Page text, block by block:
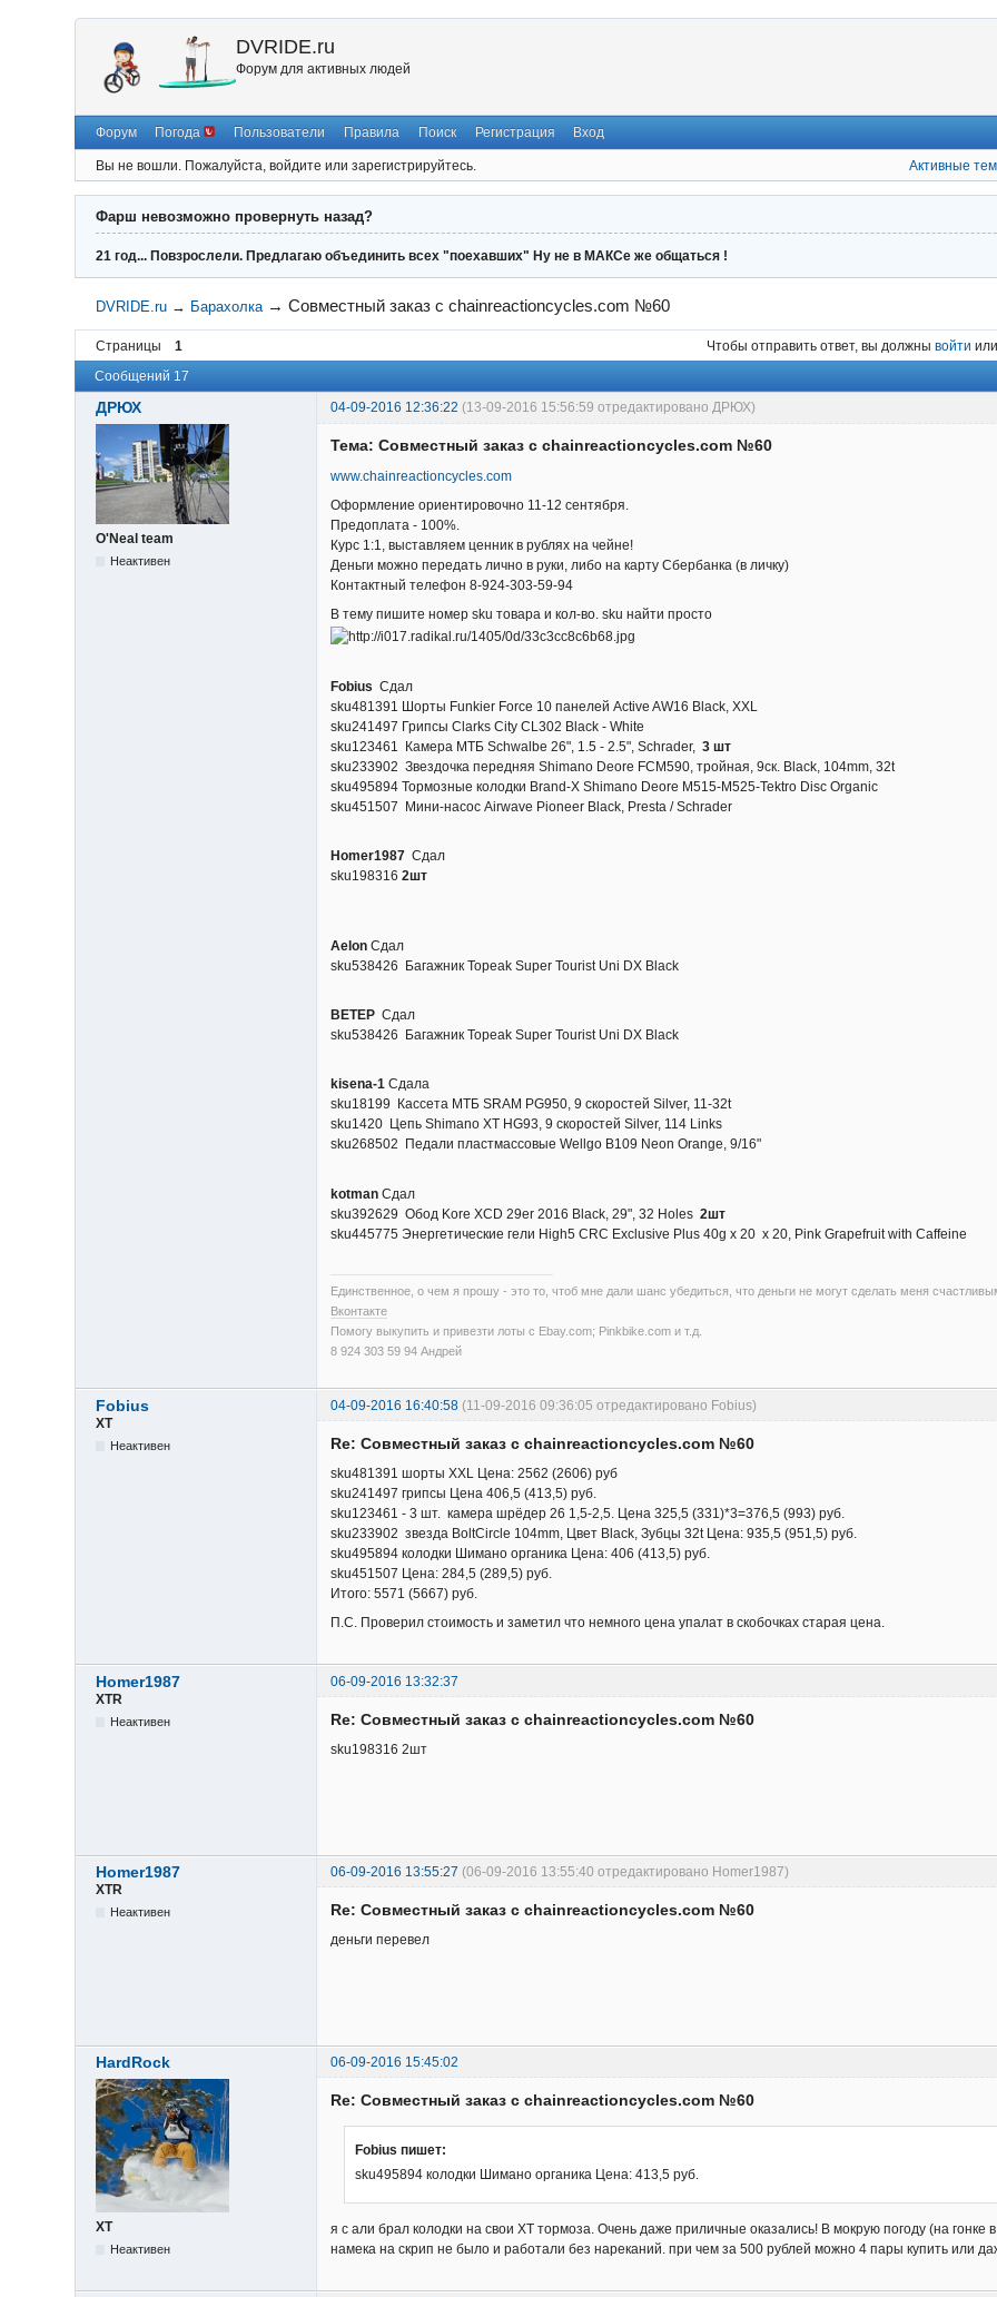
DVRIDE.ru
Форум для активных людей
Форум Погода Пользователи Правила Поиск Регистрация Вход
Вы не вошли. Пожалуйста, войдите или зарегистрируйтесь. Активные
Фарш невозможно провернуть назад?
21 год... Повзрослели. Предлагаю объединить всех "поехавших" Ну не в МАКСе же общаться !
DVRIDE.ru → Барахолка → Cовместный заказ с chainreactioncycles.com №60
Страницы 1 Чтобы отправить ответ, вы должны войти
Сообщений 17
ДРЮХ 04-09-2016 12:36:22 (13-09-2016 15:56:59 отредактировано ДРЮХ)
O'Neal team
Неактивен
Тема: Cовместный заказ с chainreactioncycles.com №60
www.chainreactioncycles.com
Оформление ориентировочно 11-12 сентября.
Предоплата - 100%.
Курс 1:1, выставляем ценник в рублях на чейне!
Деньги можно передать лично в руки, либо на карту Сбербанка (в личку)
Контактный телефон 8-924-303-59-94
В тему пишите номер sku товара и кол-во. sku найти просто
Fobius Cдал
sku481391 Шорты Funkier Force 10 панелей Active AW16 Black, XXL
sku241497 Грипсы Clarks City CL302 Black - White
sku123461 Камера МТБ Schwalbe 26", 1.5 - 2.5", Schrader,3 шт
sku233902 Звездочка передняя Shimano Deore FCM590, тройная, 9ск. Black, 104mm, 32t
sku495894 Тормозные колодки Brand-X Shimano Deore M515-M525-Tektro Disc Organic
sku451507 Мини-насос Airwave Pioneer Black, Presta / Schrader
Homer1987 Сдал
sku1983162шт
Aelon Сдал
sku538426 Багажник Topeak Super Tourist Uni DX Black
BETEP Сдал
sku538426 Багажник Topeak Super Tourist Uni DX Black
kisena-1 Сдала
sku18199 Кассета МТБ SRAM PG950, 9 скоростей Silver, 11-32t
sku1420 Цепь Shimano XT HG93, 9 скоростей Silver, 114 Links
sku268502 Педали пластмассовые Wellgo B109 Neon Orange, 9/16"
kotman Cдал
sku392629 Обод Kore XCD 29er 2016 Black, 29", 32 Holes2шт
sku445775 Энергетические гели High5 CRC Exclusive Plus 40g x 20 x 20, Pink Grapefruit with Caffeine
Единственное, о чем я прошу - это то, чтоб мне дали шанс убедиться, что деньги не могут сделать меня
Вконтакте
Помогу выкупить и привезти лоты с Ebay.com; Pinkbike.com и т.д.
8 924 303 59 94 Андрей
Fobius 04-09-2016 16:40:58 (11-09-2016 09:36:05 отредактировано Fobius)
XT
Неактивен Re: Cовместный заказ с chainreactioncycles.com №60
sku481391 шорты XXL Цена: 2562 (2606) руб
sku241497 грипсы Цена 406,5 (413,5) руб.
sku123461 - 3 шт. камера шрёдер 26 1,5-2,5. Цена 325,5 (331)*3=376,5 (993) руб.
sku233902 звезда BoltCircle 104mm, Цвет Black, Зубцы 32t Цена: 935,5 (951,5) руб.
sku495894 колодки Шимано органика Цена: 406 (413,5) руб.
sku451507 Цена: 284,5 (289,5) руб.
Итого: 5571 (5667) руб.
П.С. Проверил стоимость и заметил что немного цена упалат в скобочках старая цена.
Homer1987
06-09-2016 13:32:37
XTR
Неактивен Re: Cовместный заказ с chainreactioncycles.com №60
sku198316 2шт
Homer1987 06-09-2016 13:55:27 (06-09-2016 13:55:40 отредактировано Homer1987)
XTR
Неактивен Re: Cовместный заказ с chainreactioncycles.com №60
деньги перевел
HardRock 06-09-2016 15:45:02
XT
Неактивен
Re: Cовместный заказ с chainreactioncycles.com №60
Fobius пишет:
sku495894 колодки Шимано органика Цена: 413,5 руб.
я с али брал колодки на свои ХТ тормоза. Очень даже приличные оказались! В мокрую погоду (на гонке
намека на скрип не было и работали без нареканий. при чем за 500 рублей можно 4 пары купить или